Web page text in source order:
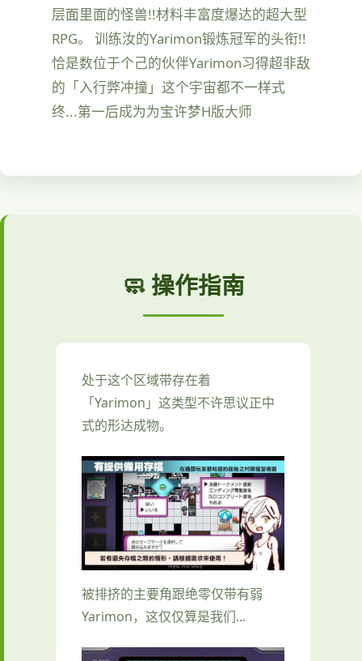
层面里面的怪兽!!材料丰富度爆达的超大型
RPG。 训练汝的Yarimon锻炼冠军的头衔!!
恰是数位于个己的伙伴Yarimon习得超非敌
的「入行弊冲撞」这个宇宙都不一样式
终...第一后成为为宝许梦H版大师
🧼 操作指南
处于这个区域带存在着
「Yarimon」这类型不许思议正中
式的形达成物。
被排挤的主要角跟绝零仅带有弱
Yarimon，这仅仅算是我们...